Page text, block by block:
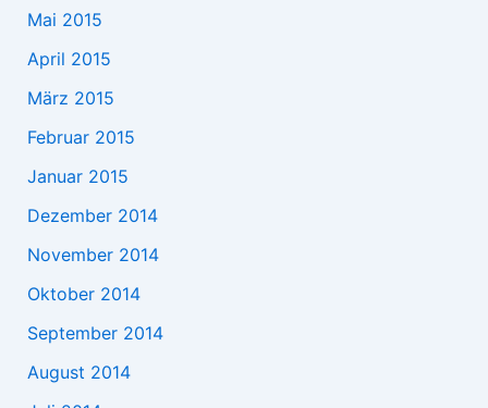
Mai 2015
April 2015
März 2015
Februar 2015
Januar 2015
Dezember 2014
November 2014
Oktober 2014
September 2014
August 2014